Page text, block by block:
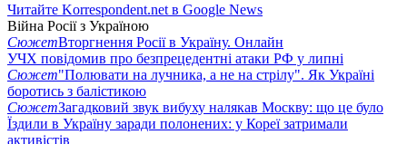
Читайте Korrespondent.net в Google News
Війна Росії з Україною
СюжетВторгнення Росії в Україну. Онлайн
УЧХ повідомив про безпрецедентні атаки РФ у липні
Сюжет"Полювати на лучника, а не на стрілу". Як Україні
боротись з балістикою
СюжетЗагадковий звук вибуху налякав Москву: що це було
Їздили в Україну заради полонених: у Кореї затримали
активістів